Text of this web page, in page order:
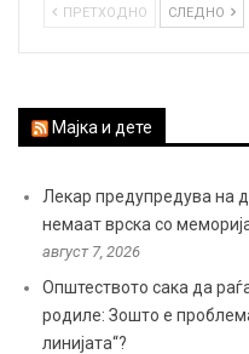
ПРЕТХОДНО СЛЕДНО
Мајка и дете
Лекар предупредува на
немаат врска со
август 7, 2026
Општеството сака да
родиле: Зошто е
линијата“?